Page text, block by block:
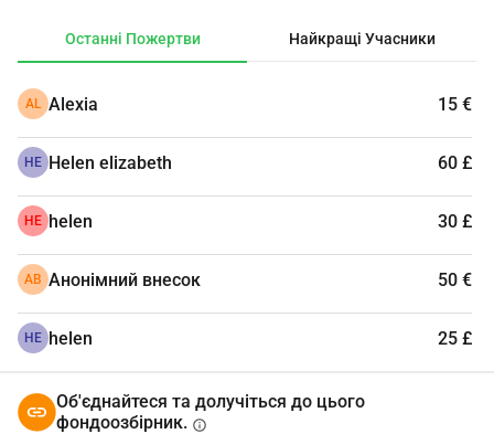
Останні Пожертви Найкращі Учасники
AL Alexia 15 €
HE Helen elizabeth 60 £
HE helen 30 £
АВ Анонімний внесок 50 €
HE helen 25 £
Об'єднайтеся та долучіться до цього
фондоозбірник. info